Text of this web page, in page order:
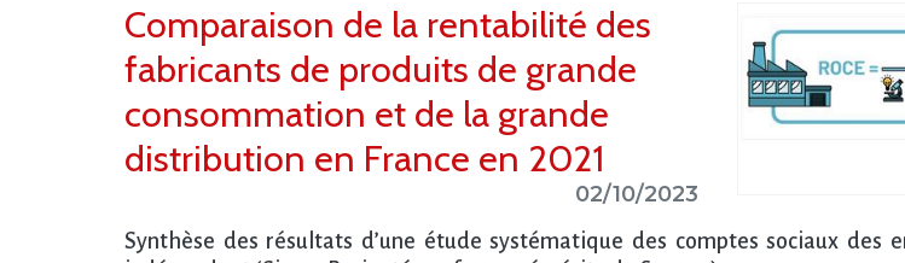
Comparaison de la rentabilité des
fabricants de produits de grande
consommation et de la grande
distribution en France en 2021
02/10/2023
Synthèse des résultats d’une étude systématique des comptes sociaux des